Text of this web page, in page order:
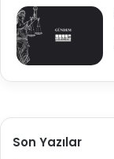
Son Yazılar